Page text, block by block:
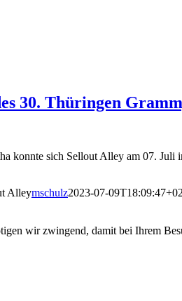
30. Thüringen
konnte sich Sellout Alley am 07.
Alleymschulz2023-07-
wir zwingend, damit bei Ihrem